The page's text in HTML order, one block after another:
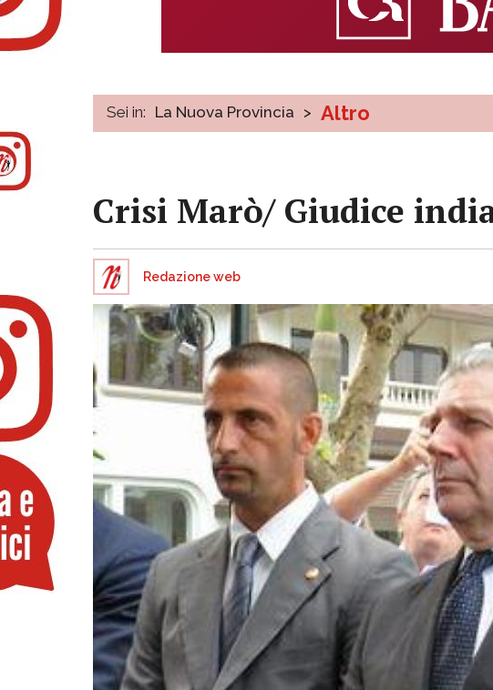
Sei in: La Nuova Provincia > Altro
Crisi Marò/ Giudice
Redazione web